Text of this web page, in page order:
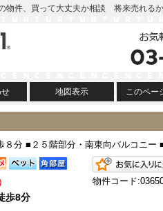
物件、買って大丈夫か相談 将来売れる
地図表示 このペー
分 ■２５階部分・南東向バルコニー
歩8分
物件コード